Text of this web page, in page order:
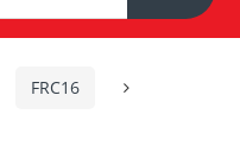
FRC16